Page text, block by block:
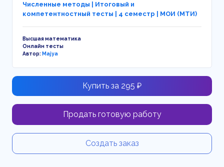
Численные методы | Итоговый и
компетентностный тесты | 4 семестр | МОИ (МТИ)
Высшая математика
Онлайн тесты
Автор:Majya
Купить за 295 ₽
Продать готовую работу
Создать заказ